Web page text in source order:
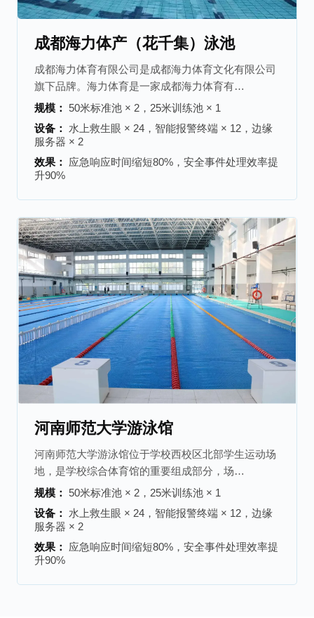
成都海力体产（花千集）泳池
成都海力体育有限公司是成都海力体育文化有限公司
旗下品牌。海力体育是一家成都海力体育有…
规模：
50米标准池 × 2，25米训练池 × 1
设备：
水上救生眼 × 24，智能报警终端 × 12，边缘
服务器 × 2
效果：
应急响应时间缩短80%，安全事件处理效率提
升90%
河南师范大学游泳馆
河南师范大学游泳馆位于学校西校区北部学生运动场
地，是学校综合体育馆的重要组成部分，场…
规模：
50米标准池 × 2，25米训练池 × 1
设备：
水上救生眼 × 24，智能报警终端 × 12，边缘
服务器 × 2
效果：
应急响应时间缩短80%，安全事件处理效率提
升90%